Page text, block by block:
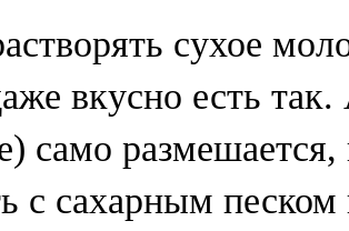
сухое
вкусно есть
само
с сахарным